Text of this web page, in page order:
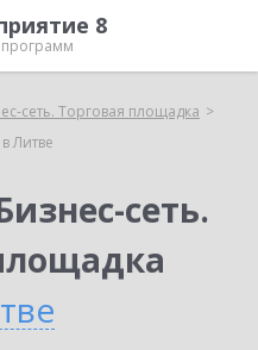
8
сеть. Торговая площадка
Литве
сеть.